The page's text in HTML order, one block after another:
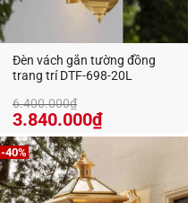
Đèn vách gắn tường đồng
trang trí DTF-698-20L
6.400.000₫
Giá
gốc
là:
6.400.000₫.
3.840.000₫Giá
hiện
-40%